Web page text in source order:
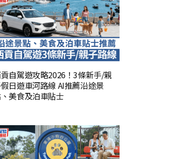
自駕遊攻略2026！3條新手/親
日遊車河路線 AI推薦沿途景
美食及泊車貼士